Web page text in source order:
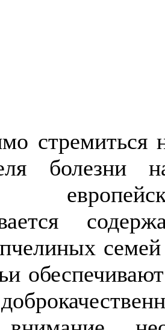
стремиться